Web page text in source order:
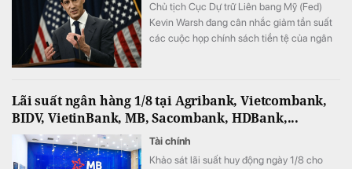
Chủ tịch Cục Dự trữ Liên bang Mỹ (Fed)
Kevin Warsh đang cân nhắc giảm tần suất
các cuộc họp chính sách tiền tệ của ngân
Lãi suất ngân hàng 1/8 tại Agribank, Vietcombank,
BIDV, VietinBank, MB, Sacombank, HDBank,...
Tài chính
Khảo sát lãi suất huy động ngày 1/8 cho